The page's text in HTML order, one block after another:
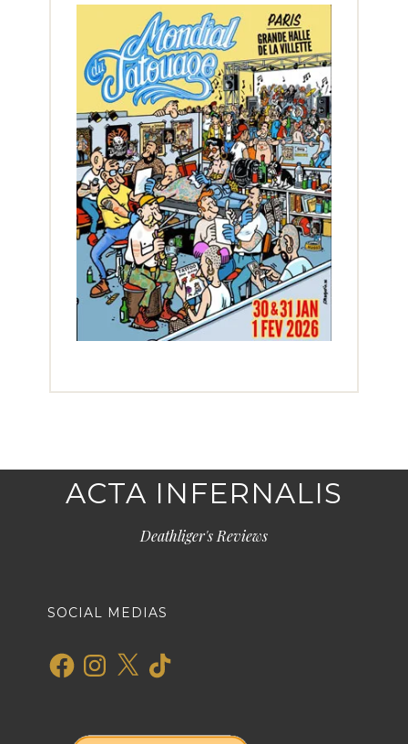
ACTA INFERNALIS
Deathliger's Reviews
SOCIAL MEDIAS
FacebookInstagram
X TikTok